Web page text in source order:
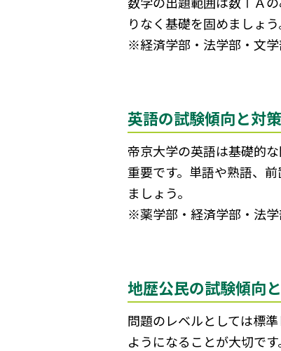
りなく基礎を固めましょ
※経済学部・法学部・文
英語の試験傾向と対策
帝京大学の英語は基礎的
重要です。単語や熟語、
ましょう。
※薬学部・経済学部・法
地歴公民の試験傾向
問題のレベルとしては標
ようになることが大切で